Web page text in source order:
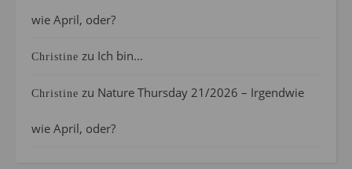
wie April, oder?
Christine zu Ich bin…
Christine zu Nature Thursday 21/2026 – Irgendwie
wie April, oder?